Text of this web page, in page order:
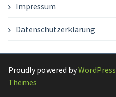
Impressum
Datenschutzerklärung
Proudly powered byWordPress
Themes